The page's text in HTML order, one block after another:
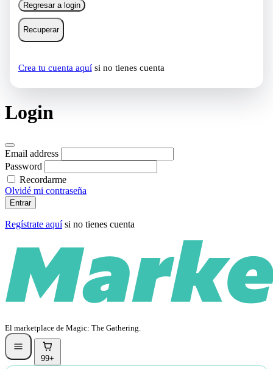
Regresar a login
Recuperar
Crea tu cuenta aquísi no tienes cuenta
Login
Email address
Password
Recordarme
Olvidé mi contraseña
Entrar
Regístrate aquísi no tienes cuenta
El marketplace de Magic: The Gathering.
99+